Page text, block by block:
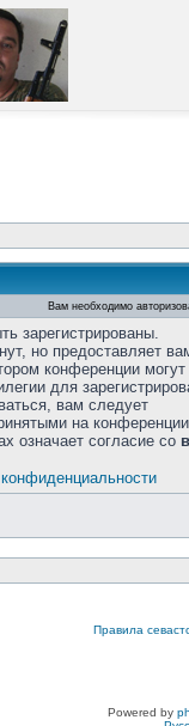
Вам необходимо
зарегистрированы.
но предоставляет
конференции
для
вам следует
на
означает согласие со
Правила
Powered by